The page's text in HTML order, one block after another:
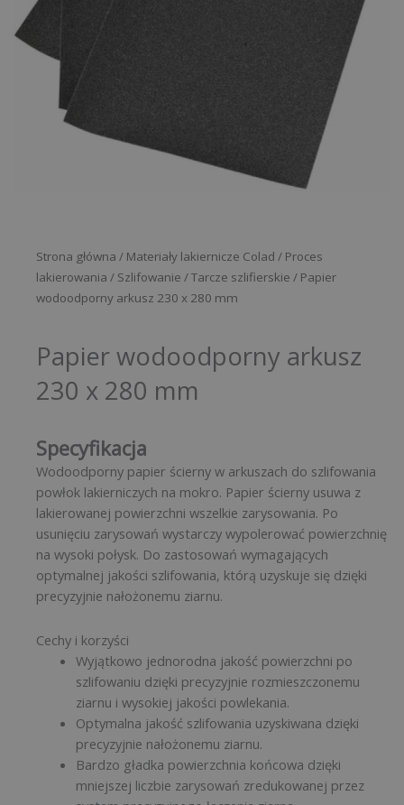
Strona główna / Materiały lakiernicze Colad / Proces
lakierowania / Szlifowanie /Tarcze szlifierskie / Papier
wodoodporny arkusz 230 x 280 mm
Papier wodoodporny arkusz
230 x 280 mm
Specyfikacja
Wodoodporny papier ścierny w arkuszach do szlifowania
powłok lakierniczych na mokro. Papier ścierny usuwa z
lakierowanej powierzchni wszelkie zarysowania. Po
usunięciu zarysowań wystarczy wypolerować powierzchnię
na wysoki połysk. Do zastosowań wymagających
optymalnej jakości szlifowania, którą uzyskuje się dzięki
precyzyjnie nałożonemu ziarnu.
Cechy i korzyści
Wyjątkowo jednorodna jakość powierzchni po
szlifowaniu dzięki precyzyjnie rozmieszczonemu
ziarnu i wysokiej jakości powlekania.
Optymalna jakość szlifowania uzyskiwana dzięki
precyzyjnie nałożonemu ziarnu.
Bardzo gładka powierzchnia końcowa dzięki
mniejszej liczbie zarysowań zredukowanej przez